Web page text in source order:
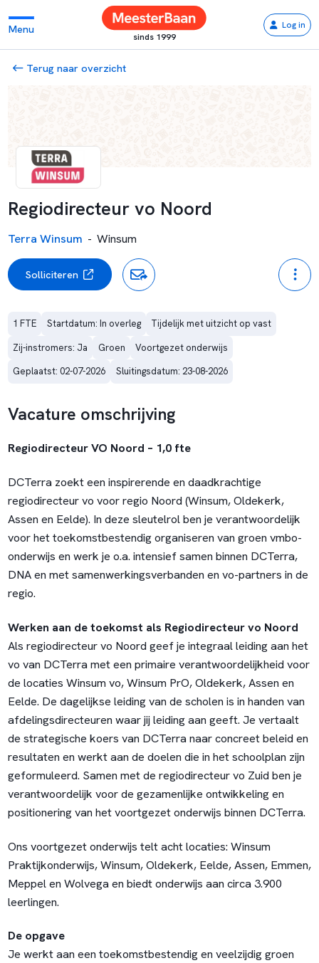
Menu
sinds 1999
Log in
Terug naar overzicht
Regiodirecteur vo Noord
Terra Winsum - Winsum
Solliciteren
1 FTE Startdatum: In overleg
Tijdelijk met uitzicht op vast
Zij-instromers: Ja
Groen
Voortgezet onderwijs
Geplaatst: 02-07-2026
Sluitingsdatum: 23-08-2026
Vacature omschrijving
Regiodirecteur VO Noord – 1,0 fte
DCTerra zoekt een inspirerende en daadkrachtige
regiodirecteur vo voor regio Noord (Winsum, Oldekerk,
Assen en Eelde). In deze sleutelrol ben je verantwoordelijk
voor het toekomstbestendig organiseren van groen vmbo-
onderwijs en werk je o.a. intensief samen binnen DCTerra,
DNA en met samenwerkingsverbanden en vo-partners in de
regio.
Werken aan de toekomst als Regiodirecteur vo Noord
Als regiodirecteur vo Noord geef je integraal leiding aan het
vo van DCTerra met een primaire verantwoordelijkheid voor
de locaties Winsum vo, Winsum PrO, Oldekerk, Assen en
Eelde. De dagelijkse leiding van de scholen is in handen van
afdelingsdirecteuren waar jij leiding aan geeft. Je vertaalt
de strategische koers van DCTerra naar concreet beleid en
resultaten en werkt aan de doelen die in het schoolplan zijn
geformuleerd. Samen met de regiodirecteur vo Zuid ben je
verantwoordelijk voor de gezamenlijke ontwikkeling en
positionering van het voortgezet onderwijs binnen DCTerra.
Ons voortgezet onderwijs telt acht locaties: Winsum
Praktijkonderwijs, Winsum, Oldekerk, Eelde, Assen, Emmen,
Meppel en Wolvega en biedt onderwijs aan circa 3.900
leerlingen.
De opgave
Je werkt aan een toekomstbestendig en veelzijdig groen